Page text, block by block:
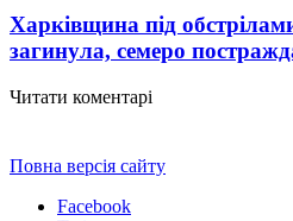
Харківщина під
загинула, семеро
Читати коментарі
Повна версія сайту
Facebook